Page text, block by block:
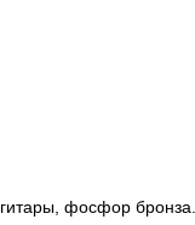
фосфор бронза.